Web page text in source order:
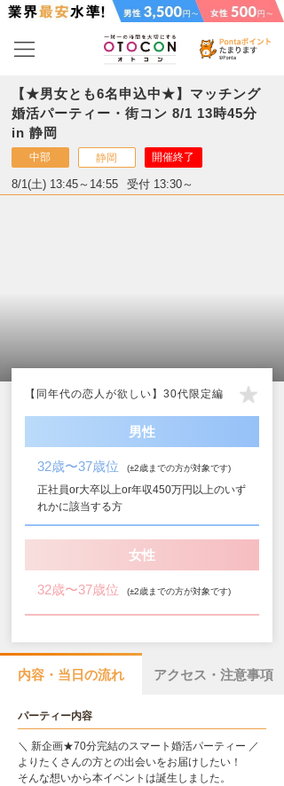
【★男女とも6名申込中★】マッチング
婚活パーティー・街コン 8/1 13時45分
in 静岡
中部 静岡 開催終了
8/1(土) 13:45～14:55 受付 13:30～
【同年代の恋人が欲しい】30代限定編
男性
32歳〜37歳位 (±2歳までの方が対象です)
正社員or大卒以上or年収450万円以上のいず
れかに該当する方
女性
32歳〜37歳位 (±2歳までの方が対象です)
内容・当日の流れ アクセス・注意事項
パーティー内容
＼ 新企画★70分完結のスマート婚活パーティー ／
よりたくさんの方との出会いをお届けしたい！
そんな想いから本イベントは誕生しました。